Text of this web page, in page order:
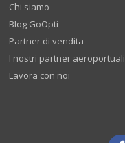
Chi siamo
Blog GoOpti
Partner di vendita
I nostri partner aeroportuali
Lavora con noi